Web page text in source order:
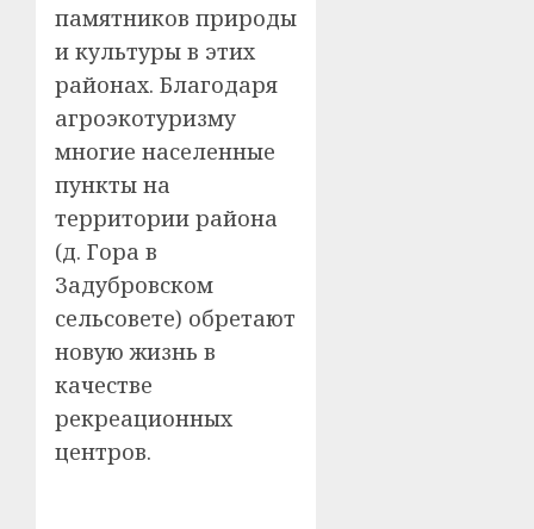
памятников природы
и культуры в этих
районах. Благодаря
агроэкотуризму
многие населенные
пункты на
территории района
(д. Гора в
Задубровском
сельсовете) обретают
новую жизнь в
качестве
рекреационных
центров.